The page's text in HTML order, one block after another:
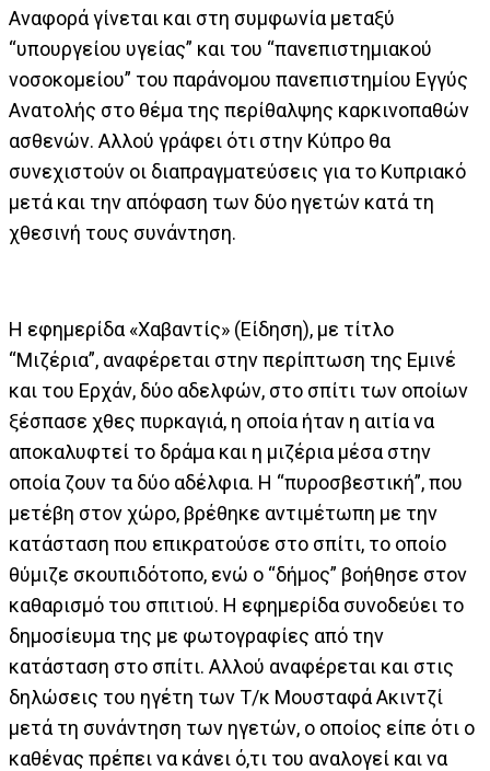
Αναφορά γίνεται και στη συμφωνία μεταξύ
“υπουργείου υγείας” και του “πανεπιστημιακού
νοσοκομείου” του παράνομου πανεπιστημίου Εγγύς
Ανατολής στο θέμα της περίθαλψης καρκινοπαθών
ασθενών. Αλλού γράφει ότι στην Κύπρο θα
συνεχιστούν οι διαπραγματεύσεις για το Κυπριακό
μετά και την απόφαση των δύο ηγετών κατά τη
χθεσινή τους συνάντηση.
Η εφημερίδα «Χαβαντίς» (Είδηση), με τίτλο
“Μιζέρια”, αναφέρεται στην περίπτωση της Εμινέ
και του Ερχάν, δύο αδελφών, στο σπίτι των οποίων
ξέσπασε χθες πυρκαγιά, η οποία ήταν η αιτία να
αποκαλυφτεί το δράμα και η μιζέρια μέσα στην
οποία ζουν τα δύο αδέλφια. Η “πυροσβεστική”, που
μετέβη στον χώρο, βρέθηκε αντιμέτωπη με την
κατάσταση που επικρατούσε στο σπίτι, το οποίο
θύμιζε σκουπιδότοπο, ενώ ο “δήμος” βοήθησε στον
καθαρισμό του σπιτιού. Η εφημερίδα συνοδεύει το
δημοσίευμα της με φωτογραφίες από την
κατάσταση στο σπίτι. Αλλού αναφέρεται και στις
δηλώσεις του ηγέτη των Τ/κ Μουσταφά Ακιντζί
μετά τη συνάντηση των ηγετών, ο οποίος είπε ότι ο
καθένας πρέπει να κάνει ό,τι του αναλογεί και να